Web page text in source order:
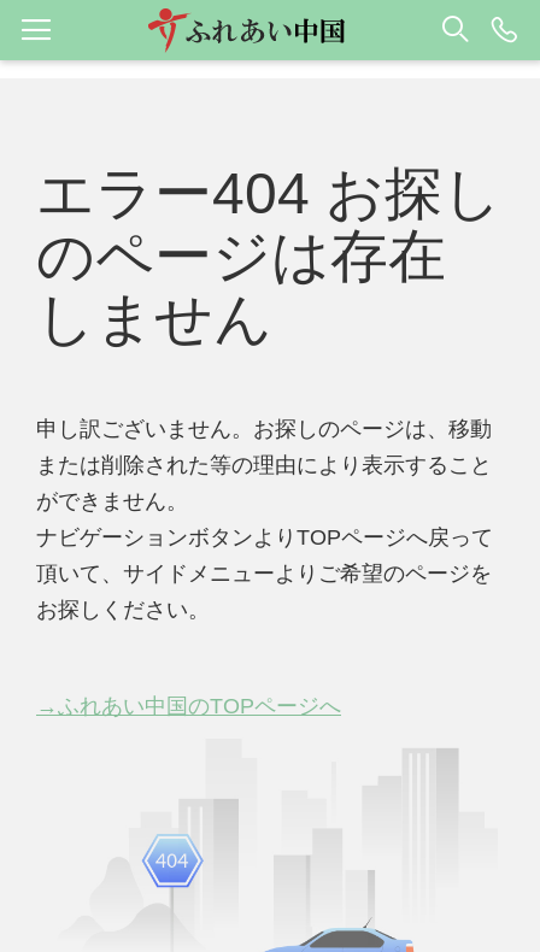
エラー404 お探し
のページは存在
しません
申し訳ございません。お探しのページは、移動
または削除された等の理由により表示すること
ができません。
ナビゲーションボタンよりTOPページへ戻って
頂いて、サイドメニューよりご希望のページを
お探しください。
→ふれあい中国のTOPページへ